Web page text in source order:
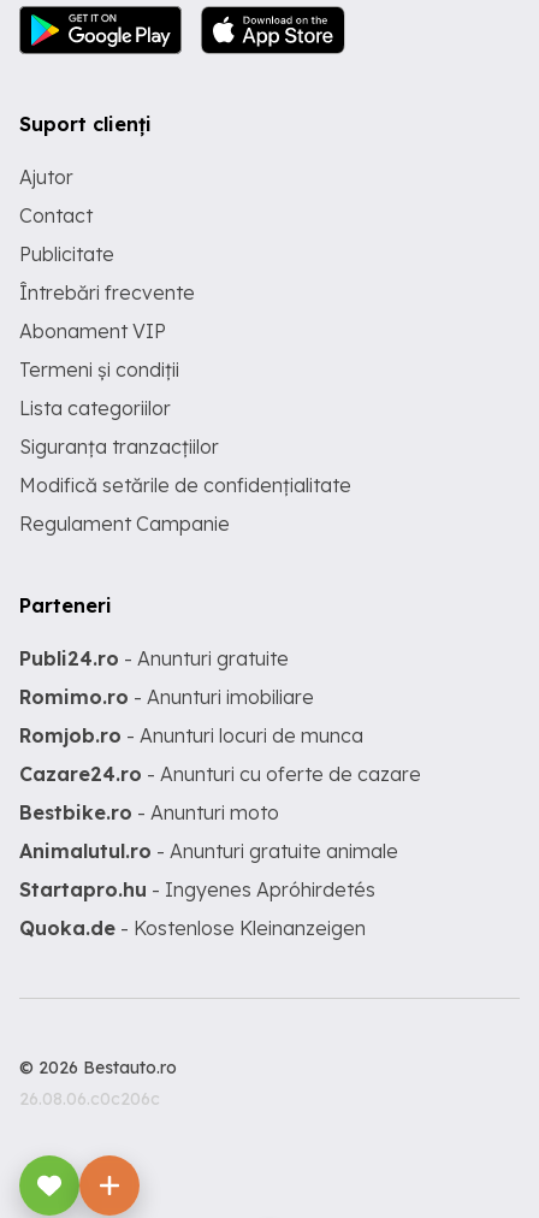
Suport clienți
Ajutor
Contact
Publicitate
Întrebări frecvente
Abonament VIP
Termeni și condiții
Lista categoriilor
Siguranța tranzacțiilor
Modifică setările de confidențialitate
Regulament Campanie
Parteneri
Publi24.ro - Anunturi gratuite
Romimo.ro - Anunturi imobiliare
Romjob.ro - Anunturi locuri de munca
Cazare24.ro - Anunturi cu oferte de cazare
Bestbike.ro - Anunturi moto
Animalutul.ro - Anunturi gratuite animale
Startapro.hu - Ingyenes Apróhirdetés
Quoka.de - Kostenlose Kleinanzeigen
© 2026 Bestauto.ro
26.08.06.c0c206c